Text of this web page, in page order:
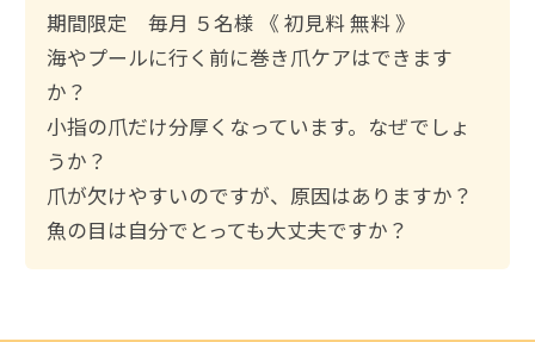
索
:
期間限定 毎月 ５名様 《 初見料 無料 》
海やプールに行く前に巻き爪ケアはできます
か？
小指の爪だけ分厚くなっています。なぜでしょ
うか？
爪が欠けやすいのですが、原因はありますか？
魚の目は自分でとっても大丈夫ですか？